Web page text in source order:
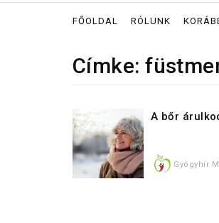
FŐOLDAL RÓLUNK
Címke:
A bőr
Gyógyhír